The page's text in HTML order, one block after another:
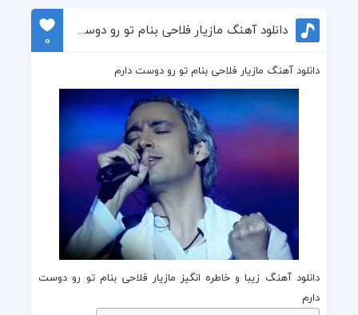
دانلود آهنگ مازیار فلاحی بنام تو رو دوست دارم
0
دانلود آهنگ مازیار فلاحی بنام تو رو دوست دارم
دانلود آهنگ زیبا و خاطره انگیز مازیار فلاحی بنام تو رو دوست
دارم